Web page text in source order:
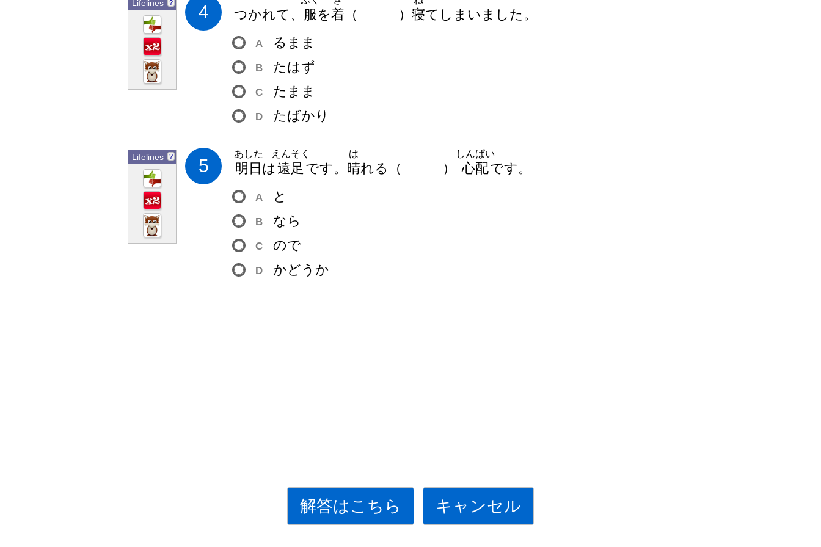
Lifelines ? 4 つかれて、 服を着 （ ） 寝てしまいました。
A るまま
B たはず
C たまま
D たばかり
Lifelines ? 5 明 日
あした
は 遠足
えんそく
です。 晴
は
れる （ ） 心配
しんぱい
です。
A と
B なら
C ので
D かどうか
解答はこちら キャンセル